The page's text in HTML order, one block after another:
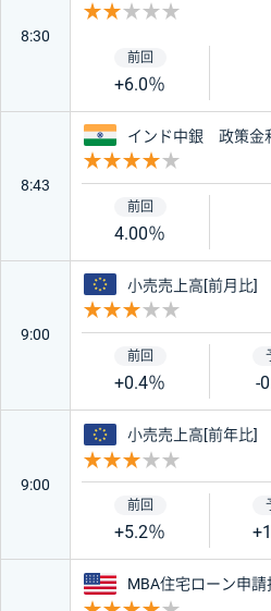
8:30
+6.0％
8:43
インド
インド中銀 政策金
4.00％
9:00
ユーロ
小売売上高[前月比]
+0.4％ -
9:00
ユーロ
小売売上高[前年比]
+5.2％
アメリカ
MBA住宅ローン申請